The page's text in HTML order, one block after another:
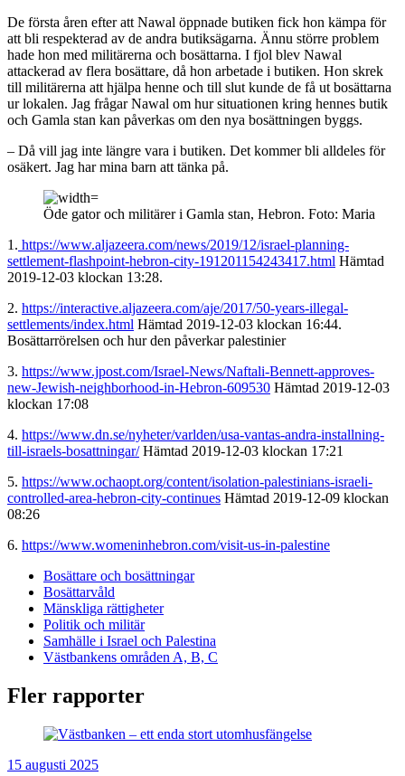
De första åren efter att Nawal öppnade butiken fick hon kämpa för
att bli respekterad av de andra butiksägarna. Ännu större problem
hade hon med militärerna och bosättarna. I fjol blev Nawal
attackerad av flera bosättare, då hon arbetade i butiken. Hon skrek
till militärerna att hjälpa henne och till slut kunde de få ut bosättarna
ur lokalen. Jag frågar Nawal om hur situationen kring hennes butik
och Gamla stan kan påverkas om den nya bosättningen byggs.
– Då vill jag inte längre vara i butiken. Det kommer bli alldeles för
osäkert. Jag har mina barn att tänka på.
Öde gator och militärer i Gamla stan, Hebron. Foto: Maria
1. https://www.aljazeera.com/news/2019/12/israel-planning-
settlement-flashpoint-hebron-city-191201154243417.html Hämtad
2019-12-03 klockan 13:28.
2. https://interactive.aljazeera.com/aje/2017/50-years-illegal-
settlements/index.html Hämtad 2019-12-03 klockan 16:44.
Bosättarrörelsen och hur den påverkar palestinier
3. https://www.jpost.com/Israel-News/Naftali-Bennett-approves-
new-Jewish-neighborhood-in-Hebron-609530 Hämtad 2019-12-03
klockan 17:08
4. https://www.dn.se/nyheter/varlden/usa-vantas-andra-installning-
till-israels-bosattningar/Hämtad 2019-12-03 klockan 17:21
5. https://www.ochaopt.org/content/isolation-palestinians-israeli-
controlled-area-hebron-city-continues Hämtad 2019-12-09 klockan
08:26
6. https://www.womeninhebron.com/visit-us-in-palestine
Bosättare och bosättningar
Bosättarvåld
Mänskliga rättigheter
Politik och militär
Samhälle i Israel och Palestina
Västbankens områden A, B, C
Fler rapporter
15 augusti 2025